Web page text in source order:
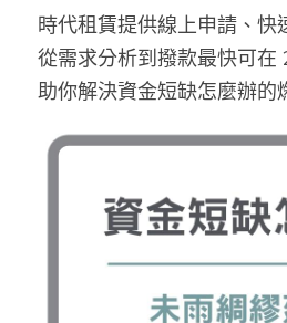
時代租賃提供線上申請、快
從需求分析到撥款最快可在
助你解決資金短缺怎麼辦的